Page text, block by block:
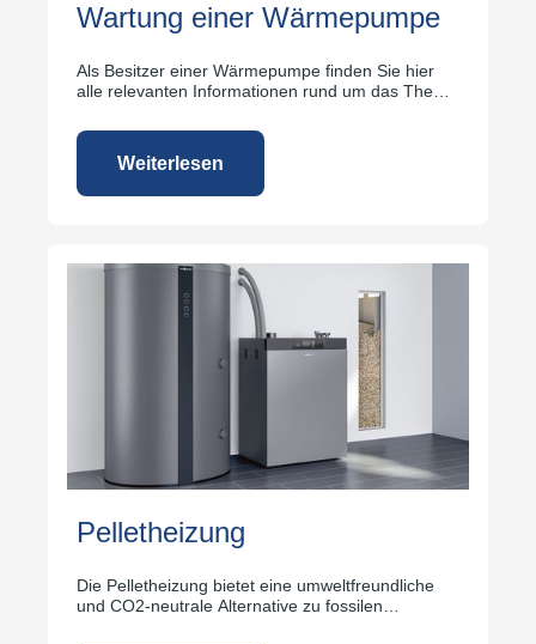
Wartung einer Wärmepumpe
Als Besitzer einer Wärmepumpe finden Sie hier
alle relevanten Informationen rund um das Thema
Weiterlesen
Pelletheizung
Die Pelletheizung bietet eine umweltfreundliche
und CO2-neutrale Alternative zu fossilen